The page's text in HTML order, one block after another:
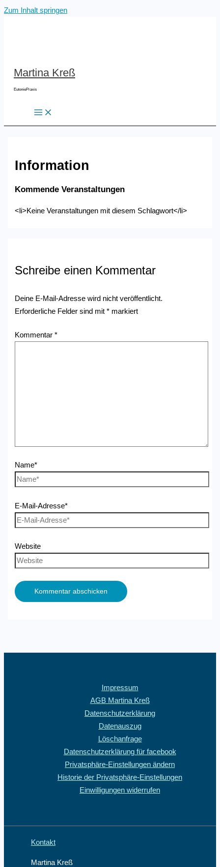
Zum Inhalt springen
Martina Kreß
EutoniePraxis
Information
Kommende Veranstaltungen
<li>Keine Veranstaltungen mit diesem Schlagwort</li>
Schreibe einen Kommentar
Deine E-Mail-Adresse wird nicht veröffentlicht.
Erforderliche Felder sind mit* markiert
Kommentar*
Name*
E-Mail-Adresse*
Website
Impressum
AGB Martina Kreß
Datenschutzerklärung
Datenauszug
Löschanfrage
Datenschutzerklärung für facebook
Privatsphäre-Einstellungen ändern
Historie der Privatsphäre-Einstellungen
Einwilligungen widerrufen
Kontakt
Martina Kreß